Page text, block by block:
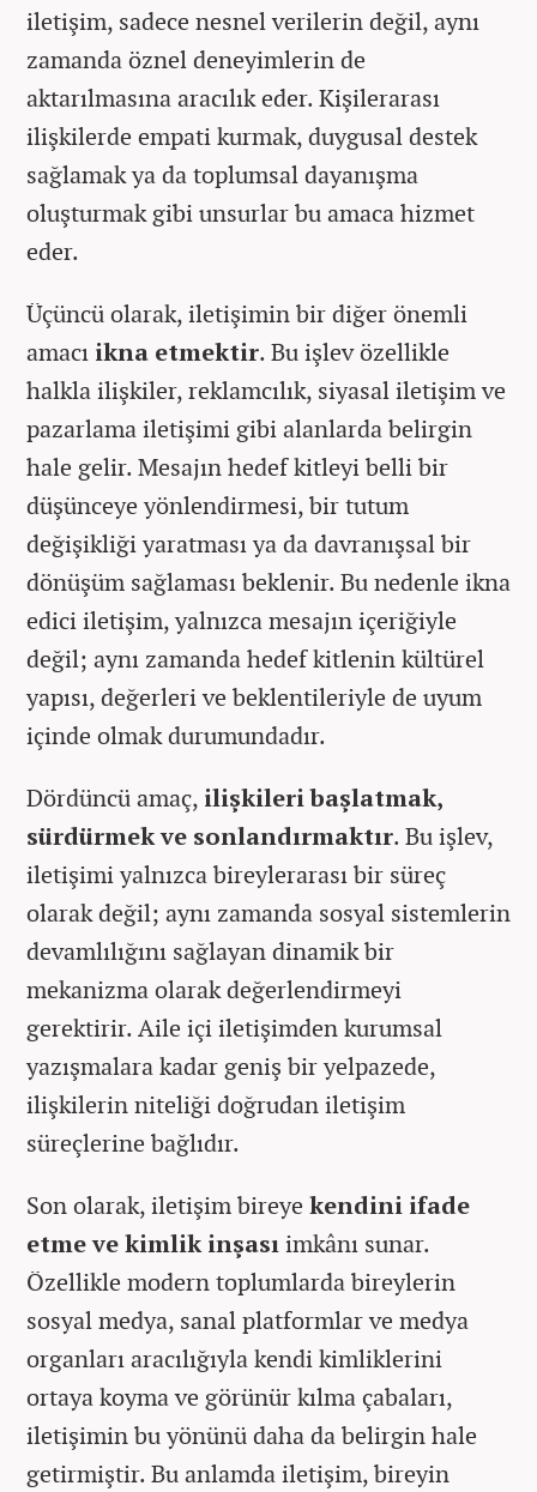
iletişim, sadece nesnel verilerin değil, aynı
zamanda öznel deneyimlerin de
aktarılmasına aracılık eder. Kişilerarası
ilişkilerde empati kurmak, duygusal destek
sağlamak ya da toplumsal dayanışma
oluşturmak gibi unsurlar bu amaca hizmet
eder.
Üçüncü olarak, iletişimin bir diğer önemli
amacı ikna etmektir. Bu işlev özellikle
halkla ilişkiler, reklamcılık, siyasal iletişim ve
pazarlama iletişimi gibi alanlarda belirgin
hale gelir. Mesajın hedef kitleyi belli bir
düşünceye yönlendirmesi, bir tutum
değişikliği yaratması ya da davranışsal bir
dönüşüm sağlaması beklenir. Bu nedenle ikna
edici iletişim, yalnızca mesajın içeriğiyle
değil; aynı zamanda hedef kitlenin kültürel
yapısı, değerleri ve beklentileriyle de uyum
içinde olmak durumundadır.
Dördüncü amaç, ilişkileri başlatmak,
sürdürmek ve sonlandırmaktır. Bu işlev,
iletişimi yalnızca bireylerarası bir süreç
olarak değil; aynı zamanda sosyal sistemlerin
devamlılığını sağlayan dinamik bir
mekanizma olarak değerlendirmeyi
gerektirir. Aile içi iletişimden kurumsal
yazışmalara kadar geniş bir yelpazede,
ilişkilerin niteliği doğrudan iletişim
süreçlerine bağlıdır.
Son olarak, iletişim bireye kendini ifade
etme ve kimlik inşasıimkânı sunar.
Özellikle modern toplumlarda bireylerin
sosyal medya, sanal platformlar ve medya
organları aracılığıyla kendi kimliklerini
ortaya koyma ve görünür kılma çabaları,
iletişimin bu yönünü daha da belirgin hale
getirmiştir. Bu anlamda iletişim, bireyin